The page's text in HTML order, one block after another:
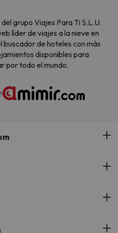
grupo Viajes Para Ti S.L.U.
líder de viajes a la nieve en
buscador de hoteles con más
disponibles para
por todo el mundo.